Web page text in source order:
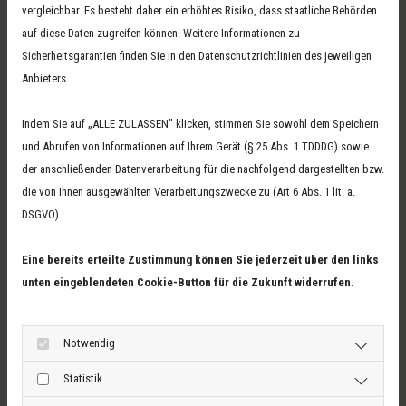
Ihr Vorteil mit einem Meisterbetrieb in der
Nähe
Als regionaler Dachdecker für Halberstadt kennen wir
die Anforderungen der Häuser in der Region genau.
Persönlicher Beratung direkt vor Ort
Traditionellem Handwerk kombiniert mit moderner
vergleichbar. Es besteht daher ein erhöhtes Risiko, dass staatliche Behörden
auf diese Daten zugreifen können. Weitere Informationen zu
Sicherheitsgarantien finden Sie in den Datenschutzrichtlinien des jeweiligen
Anbieters.
Indem Sie auf „ALLE ZULASSEN" klicken, stimmen Sie sowohl dem Speichern
und Abrufen von Informationen auf Ihrem Gerät (§ 25 Abs. 1 TDDDG) sowie
der anschließenden Datenverarbeitung für die nachfolgend dargestellten bzw.
die von Ihnen ausgewählten Verarbeitungszwecke zu (Art 6 Abs. 1 lit. a.
DSGVO).
Eine bereits erteilte Zustimmung können Sie jederzeit über den links
unten eingeblendeten Cookie-Button für die Zukunft widerrufen.
Notwendig
Statistik